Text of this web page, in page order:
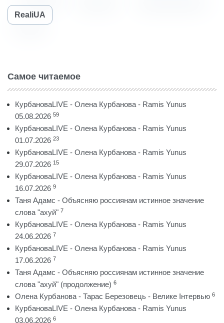
RealiUA
Самое читаемое
КурбановаLIVE - Олена Курбанова - Ramis Yunus
05.08.2026 59
КурбановаLIVE - Олена Курбанова - Ramis Yunus
01.07.2026 23
КурбановаLIVE - Олена Курбанова - Ramis Yunus
29.07.2026 15
КурбановаLIVE - Олена Курбанова - Ramis Yunus
16.07.2026 9
Таня Адамс - Объясняю россиянам истинное значение
слова "ахуй" 7
КурбановаLIVE - Олена Курбанова - Ramis Yunus
24.06.2026 7
КурбановаLIVE - Олена Курбанова - Ramis Yunus
17.06.2026 7
Таня Адамс - Объясняю россиянам истинное значение
слова "ахуй" (продолжение) 6
Олена Курбанова - Тарас Березовець - Велике Інтервью 6
КурбановаLIVE - Олена Курбанова - Ramis Yunus
03.06.2026 6